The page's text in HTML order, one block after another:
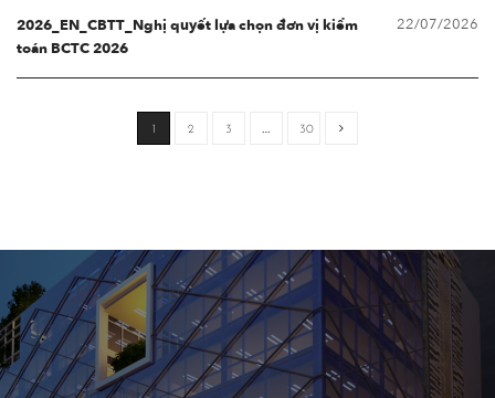
2026_EN_CBTT_Nghị quyết lựa chọn đơn vị kiểm
toán BCTC 2026
22/07/2026
1 2 3 … 30